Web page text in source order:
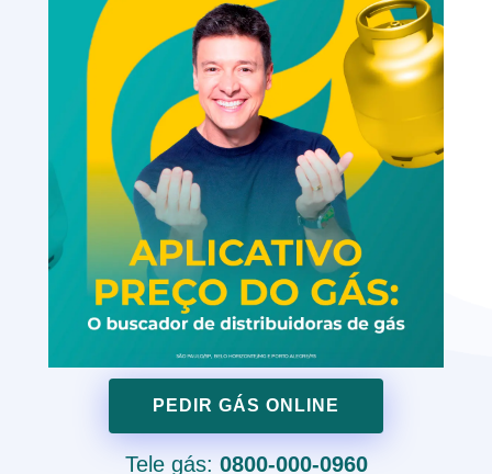
PEDIR GÁS ONLINE
Tele gás: 0800-000-0960